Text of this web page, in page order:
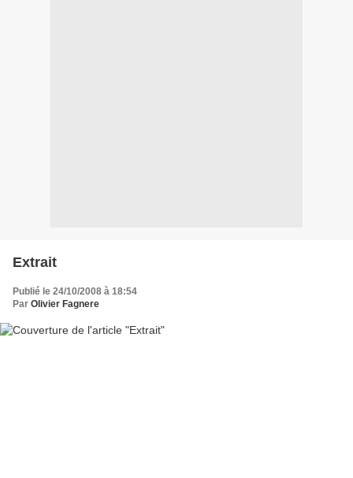
Extrait
Publié le 24/10/2008 à 18:54
Par Olivier Fagnere